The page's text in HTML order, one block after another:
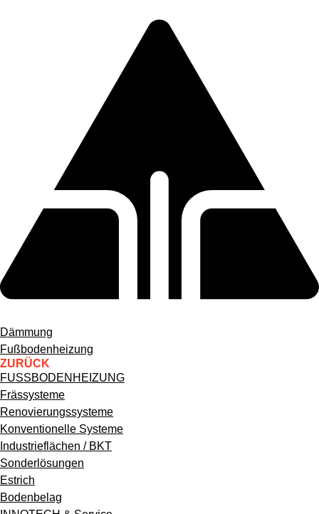
Hauptnavigation
Dämmung
Fußbodenheizung
ZURÜCK
FUSSBODENHEIZUNG
Frässysteme
Renovierungssysteme
Konventionelle Systeme
Industrieflächen / BKT
Sonderlösungen
Estrich
Bodenbelag